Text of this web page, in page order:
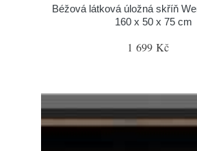
Béžová látková úložná skříň
160 x 50 x 75 cm
1 699 Kč